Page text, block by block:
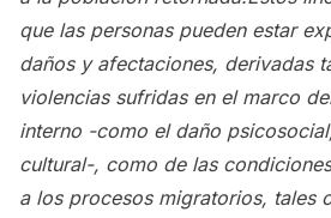
que las personas pueden estar
daños y afectaciones, derivadas
violencias sufridas en el marco
interno -como el daño
cultural-, como de las
a los procesos migratorios, tales